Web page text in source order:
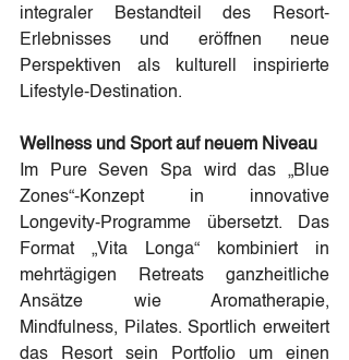
integraler Bestandteil des Resort-
Erlebnisses und eröffnen neue
Perspektiven als kulturell inspirierte
Lifestyle-Destination.
Wellness und Sport auf neuem Niveau
Im Pure Seven Spa wird das „Blue
Zones“-Konzept in innovative
Longevity-Programme übersetzt. Das
Format „Vita Longa“ kombiniert in
mehrtägigen Retreats ganzheitliche
Ansätze wie Aromatherapie,
Mindfulness, Pilates. Sportlich erweitert
das Resort sein Portfolio um einen